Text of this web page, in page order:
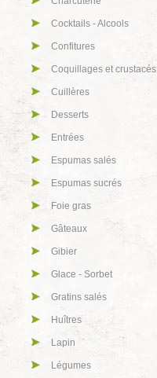
Cocktails - Alcools
Confitures
Coquillages et crustacés
Cuillères
Desserts
Entrées
Espumas salés
Espumas sucrés
Foie gras
Gâteaux
Gibier
Glace - Sorbet
Gratins salés
Huîtres
Lapin
Légumes